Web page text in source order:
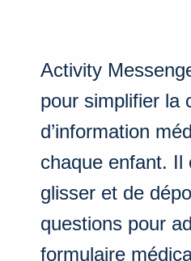
Activity
pour simplifier la
d’information
chaque enfant. Il
glisser et de
questions pour
formulaire